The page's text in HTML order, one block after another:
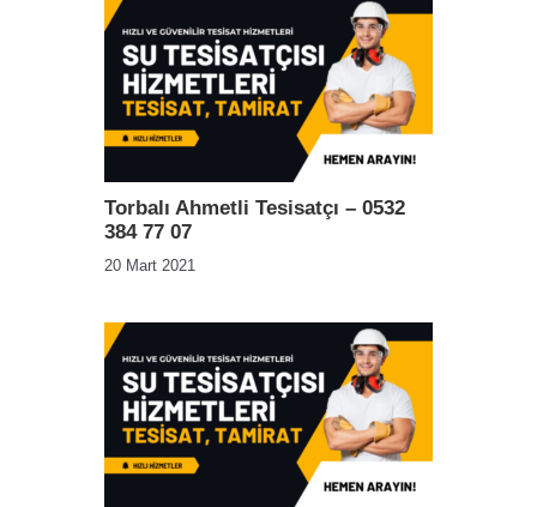
Torbalı Ahmetli Tesisatçı – 0532
384 77 07
20 Mart 2021